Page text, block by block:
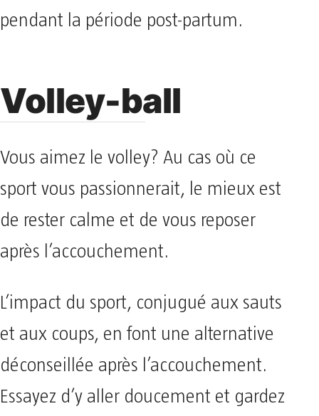
pendant la période post-partum.
Volley-ball
Vous aimez le volley? Au cas où ce
sport vous passionnerait, le mieux est
de rester calme et de vous reposer
après l’accouchement.
L’impact du sport, conjugué aux sauts
et aux coups, en font une alternative
déconseillée après l’accouchement.
Essayez d’y aller doucement et gardez